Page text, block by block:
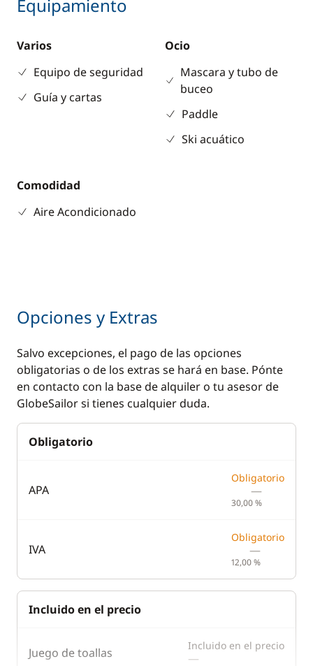
Equipamiento
Varios
Equipo de seguridad
Guía y cartas
Ocio
Mascara y tubo de
buceo
Paddle
Ski acuático
Comodidad
Aire Acondicionado
Opciones y Extras
Salvo excepciones, el pago de las opciones
obligatorias o de los extras se hará en base. Pónte
en contacto con la base de alquiler o tu asesor de
GlobeSailor si tienes cualquier duda.
Obligatorio
APA
Obligatorio
—
30,00 %
IVA
Obligatorio
—
12,00 %
Incluido en el precio
Juego de toallas Incluido en el precio
—